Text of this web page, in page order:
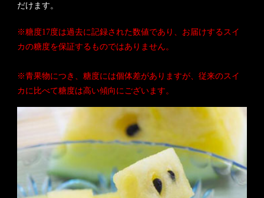
だけます。
※糖度17度は過去に記録された数値であり、お届けするスイ
カの糖度を保証するものではありません。
※青果物につき、糖度には個体差がありますが、従来のスイ
カに比べて糖度は高い傾向にございます。